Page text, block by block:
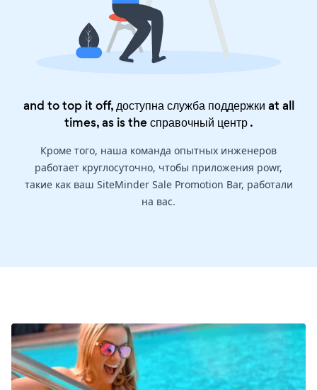
and to top it off, доступна служба поддержки at all
times, as is theсправочный центр.
Кроме того, наша команда опытных инженеров
работает круглосуточно, чтобы приложения powr,
такие как ваш SiteMinder Sale Promotion Bar, работали
на вас.